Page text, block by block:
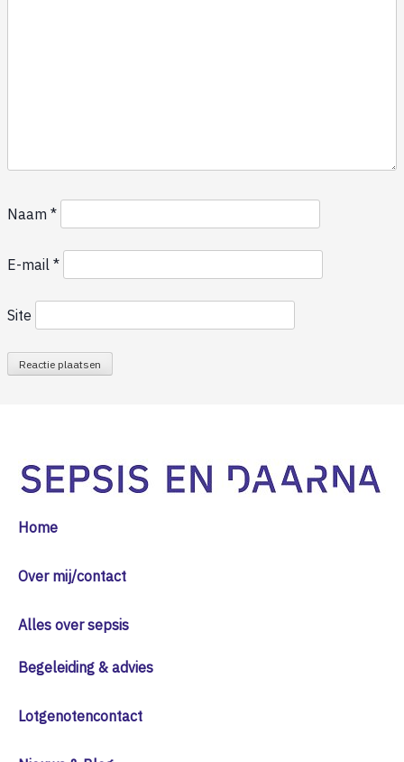
Naam *
E-mail *
Site
Home
Over mij/contact
Alles over sepsis
Begeleiding & advies
Lotgenotencontact